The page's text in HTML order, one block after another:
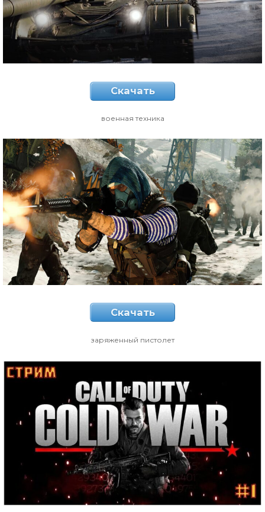
Скачать
военная техника
Скачать
заряженный пистолет